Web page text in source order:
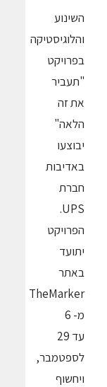
השינוע
והלוגיסטיקה
בפרויקט
"תעביר
את זה
הלאה"
יבוצעו
באדיבות
חברת
UPS.
הפרויקט
יתועד
באתר
TheMarker
מ- 6
עד 29
לספטמבר,
ויחשוף